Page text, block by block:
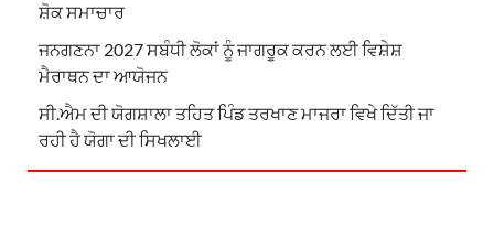
ਸ਼ੋਕ ਸਮਾਚਾਰ
ਜਨਗਣਨਾ 2027 ਸਬੰਧੀ ਲੋਕਾਂ ਨੂੰ ਜਾਗਰੂਕ ਕਰਨ ਲਈ ਵਿਸ਼ੇਸ਼
ਮੈਰਾਥਨ ਦਾ ਆਯੋਜਨ
ਸੀ.ਐਮ ਦੀ ਯੋਗਸ਼ਾਲਾ ਤਹਿਤ ਪਿੰਡ ਤਰਖਾਣ ਮਾਜਰਾ ਵਿਖੇ ਦਿੱਤੀ ਜਾ
ਰਹੀ ਹੈ ਯੋਗਾ ਦੀ ਸਿਖਲਾਈ